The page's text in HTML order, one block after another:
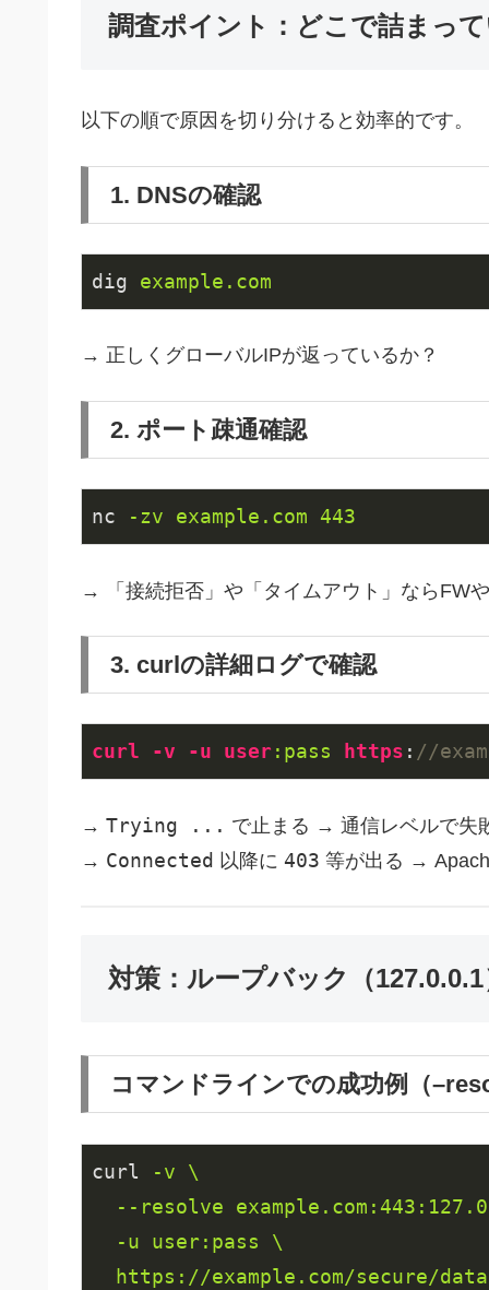
調査ポイント：どこで詰まっ
以下の順で原因を切り分けると効率的です。
1. DNSの確認
dig example.com
→ 正しくグローバルIPが返っているか？
2. ポート疎通確認
nc -zv example.com 443
→ 「接続拒否」や「タイムアウト」ならFW
3. curlの詳細ログで確認
curl -v -u user :pass https : //
→ Trying ... で止まる → 通信レベルで失
→ Connected 以降に 403 等が出る →
対策：ループバック（
コマンドラインでの成功例（
curl
-v \
--resolve
  -u user:pass \
https://example.com/secure/